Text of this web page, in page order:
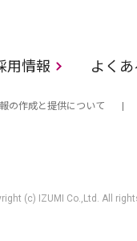
用情報 よく
の作成と提供について
(c) IZUMI Co.,Ltd. All